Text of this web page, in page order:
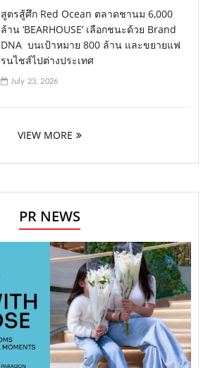
สูตรสู้ศึก Red Ocean ตลาดชานม 6,000
ล้าน ‘BEARHOUSE’ เลือกชนะด้วย Brand
DNA บนเป้าหมาย 800 ล้าน และขยายแฟ
รนไชส์ไปต่างประเทศ
July 23, 2026
VIEW MORE
PR NEWS